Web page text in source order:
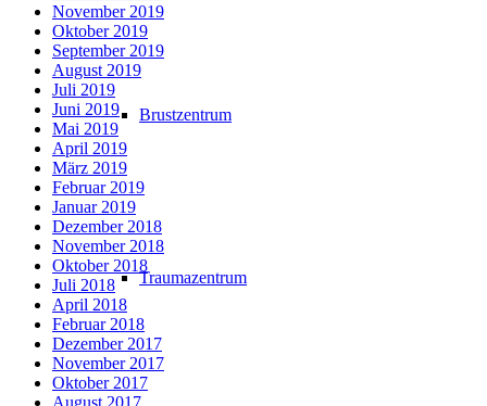
Brustzentrum
Traumazentrum
November 2019
Oktober 2019
September 2019
August 2019
Juli 2019
Juni 2019
Mai 2019
April 2019
März 2019
Februar 2019
Januar 2019
Dezember 2018
November 2018
Oktober 2018
Juli 2018
April 2018
Februar 2018
Dezember 2017
November 2017
Oktober 2017